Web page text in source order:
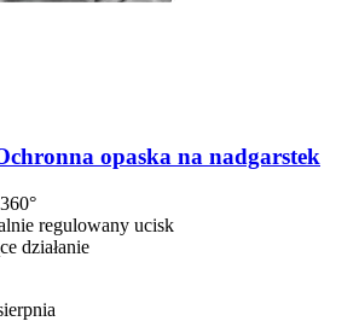
opaska na nadgarstek
regulowany ucisk
działanie